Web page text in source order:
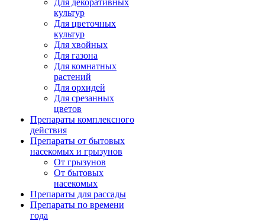
Для декоративных
культур
Для цветочных
культур
Для хвойных
Для газона
Для комнатных
растений
Для орхидей
Для срезанных
цветов
Препараты комплексного
действия
Препараты от бытовых
насекомых и грызунов
От грызунов
От бытовых
насекомых
Препараты для рассады
Препараты по времени
года